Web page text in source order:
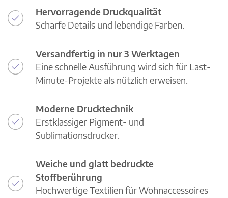
Hervorragende Druckqualität
Scharfe Details und lebendige Farben.
Versandfertig in nur 3 Werktagen
Eine schnelle Ausführung wird sich für Last-
Minute-Projekte als nützlich erweisen.
Moderne Drucktechnik
Erstklassiger Pigment- und
Sublimationsdrucker.
Weiche und glatt bedruckte
Stoffberührung
Hochwertige Textilien für Wohnaccessoires